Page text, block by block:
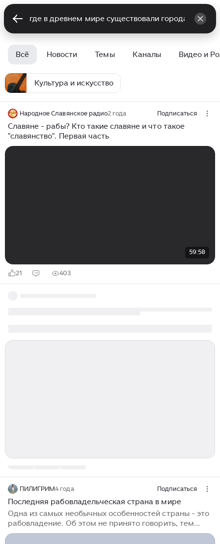
Всё Новости Темы Каналы Видео и
Культура и искусство
Народное Славянское радио2 года Подписаться
Славяне - рабы? Кто такие славяне и что такое
"славянство". Первая часть
59:58
21 403
ПИЛИГРИМ4 года Подписаться
Последняя рабовладельческая страна в мире
Одна из самых необычных особенностей страны - это
рабовладение. Об этом не принято говорить, тем
более, рассказывать туристам, тему эту гиды